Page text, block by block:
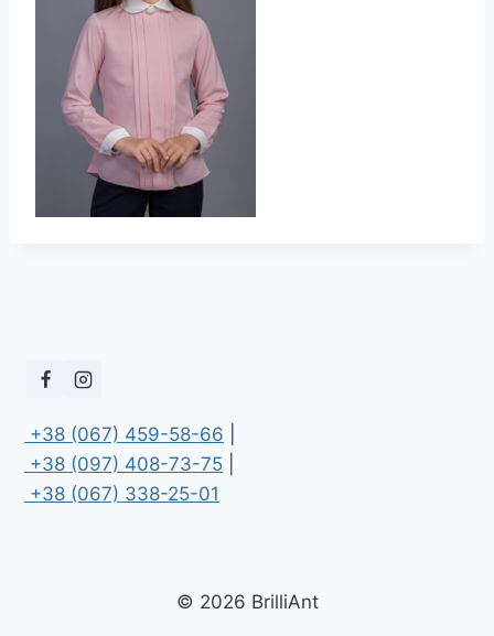
+38 (067) 459-58-66
+38 (097) 408-73-75
+38 (067) 338-25-01
© 2026 BrilliAnt